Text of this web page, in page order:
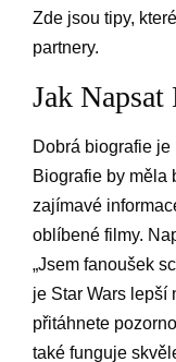
Zde jsou tipy,
partnery.
Jak
Dobrá biografie
Biografie by měla
zajímavé
oblíbené filmy.
„Jsem fanoušek
je Star Wars lepší
přitáhnete
také funguje